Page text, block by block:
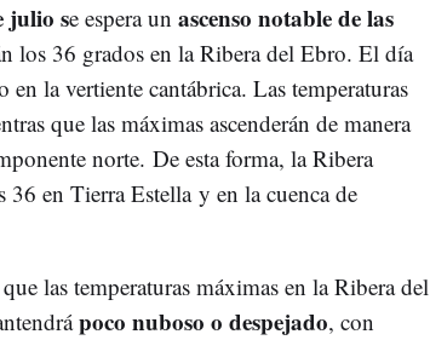
julio se espera un ascenso notable de las
los 36 grados en la Ribera del Ebro. El día
en la vertiente cantábrica. Las temperaturas
que las máximas ascenderán de manera
norte. De esta forma, la Ribera
en Tierra Estella y en la cuenca de
las temperaturas máximas en la Ribera del
poco nuboso o despejado, con